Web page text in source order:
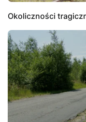
Okoliczności